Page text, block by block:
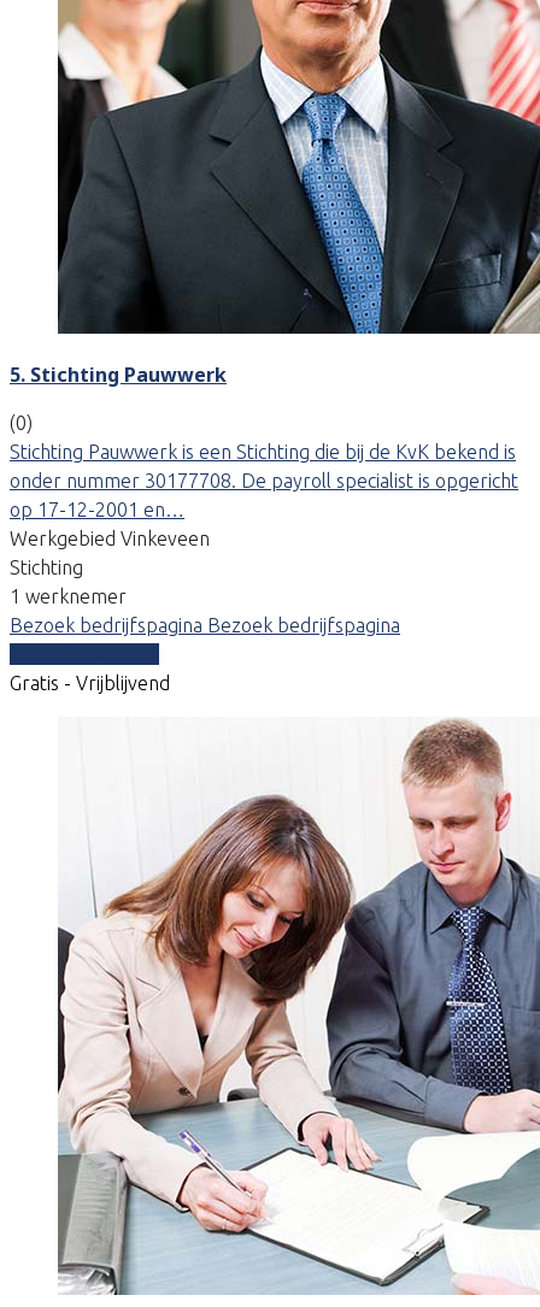
5. Stichting Pauwwerk
(0)
Stichting Pauwwerk is een Stichting die bij de KvK bekend is
onder nummer 30177708. De payroll specialist is opgericht
op 17-12-2001 en…
Werkgebied Vinkeveen
Stichting
1 werknemer
Bezoek bedrijfspagina Bezoek bedrijfspagina
Gratis - Vrijblijvend